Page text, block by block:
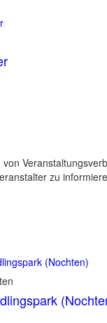
zu